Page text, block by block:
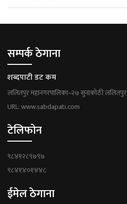
सम्पर्क ठेगाना
शब्दपाटी डट कम
ललितपुर महानगरपालिका–२७ सुनाकोठी ललितपुर
URL: www.sabdapati.com
टेलिफोन
९८४१२८९७९७
९८४१४०१४४८
ईमेल ठेगाना